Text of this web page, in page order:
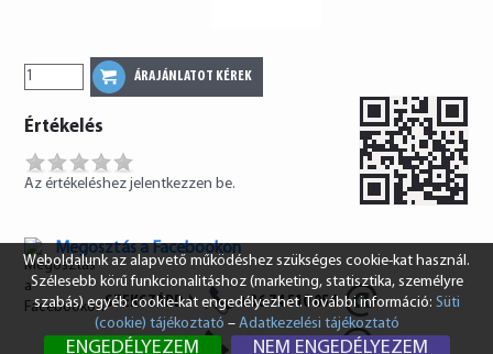
SZEKSZÁRD +36 74 510 054
info@vendi.hu
BUDAPEST +36 1 431 8687
Értékelés
Az értékeléshez jelentkezzen be.
Megosztás a Facebookon
Weboldalunk az alapvető működéshez szükséges cookie-kat használ.
Szélesebb körű funkcionalitáshoz (marketing, statisztika, személyre
szabás) egyéb cookie-kat engedélyezhet. További információ: Süti
(cookie) tájékoztató – Adatkezelési tájékoztató
ENGEDÉLYEZEM NEM ENGEDÉLYEZEM